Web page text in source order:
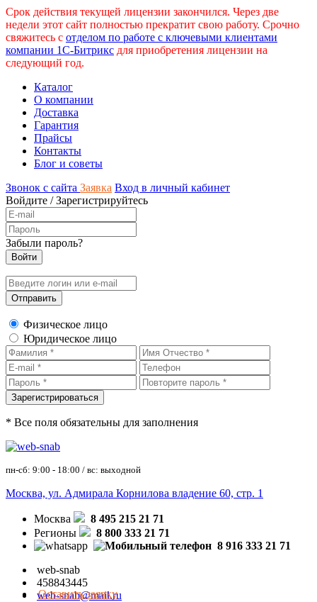
Срок действия текущей лицензии закончился. Через две
недели этот сайт полностью прекратит свою работу. Срочно
свяжитесь с отделом по работе с ключевыми клиентами
компании 1С-Битрикс для приобретения лицензии на
следующий год.
Каталог
О компании
Доставка
Гарантия
Прайсы
Контакты
Блог и советы
Звонок с сайта Заявка Вход в личный кабинет
Войдите /Зарегистрируйтесь
Забыли пароль?
Физическое лицо
Юридическое лицо
* Все поля обязательны для заполнения
пн-сб: 9:00 - 18:00 / вс: выходной
Москва, ул. Адмирала Корнилова владение 60, стр. 1
Москва
8 495 215 21 71
Регионы
8 800 333 21 71
8 916 333 21 71
web-snab
458843445
web-snab@mail.ru
Оставить заявку